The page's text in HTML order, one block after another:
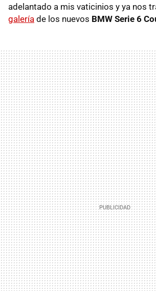
adelantado a mis vaticinios y ya nos
galería de los nuevos BMW Serie 6